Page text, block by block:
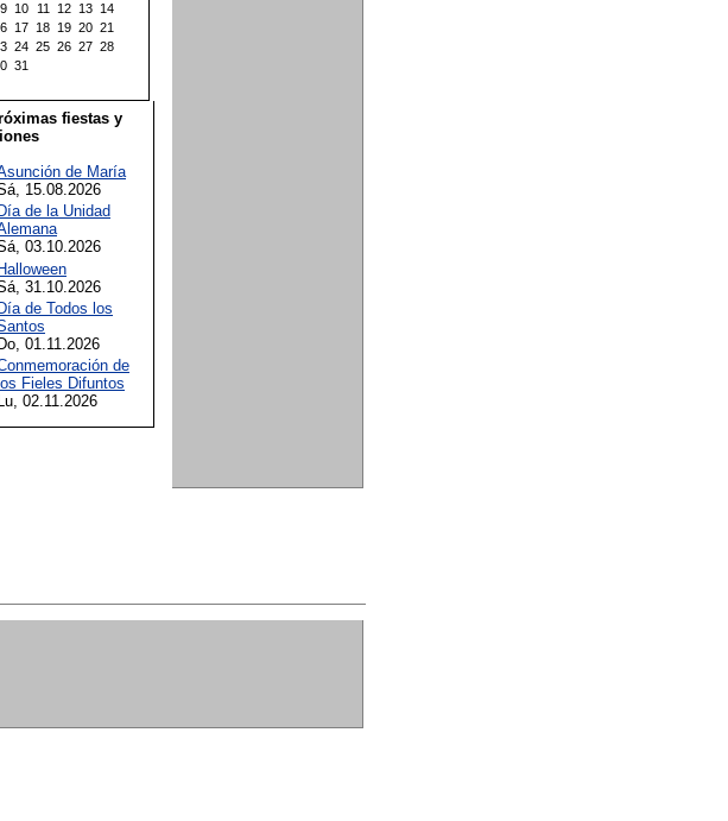
9 10 11 12 13 14
17 18 19 20 21
24 25 26 27 28
31
fiestas y
de María
15.08.2026
Día de la Unidad
03.10.2026
31.10.2026
Día de Todos los
Do, 01.11.2026
de
los Fieles Difuntos
Lu, 02.11.2026